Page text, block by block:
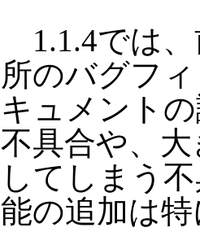
1.1.4では、
所のバグフ
キュメント
不具合や、
してしまう
能の追加は